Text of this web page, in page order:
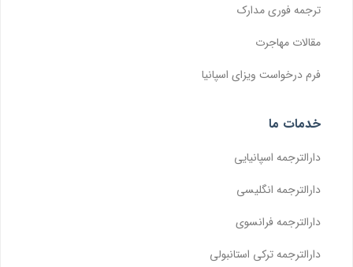
ترجمه فوری مدارک
مقالات مهاجرت
فرم درخواست ویزای اسپانیا
خدمات ما
دارالترجمه اسپانیایی
دارالترجمه انگلیسی
دارالترجمه فرانسوی
دارالترجمه ترکی استانبولی